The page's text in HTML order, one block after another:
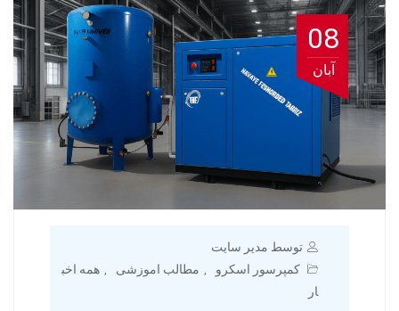
08
آبان
توسط مدیر سایت
کمپرسور اسکرو
مطالب اموزشی
همه اخب
ار